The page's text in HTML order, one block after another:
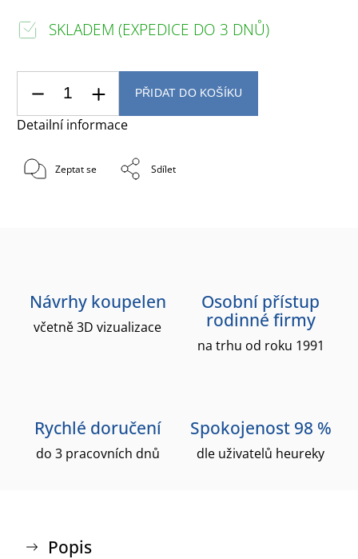
SKLADEM (EXPEDICE DO 3 DNŮ)
PŘIDAT DO KOŠÍKU
Detailní informace
Zeptat se Sdílet
Návrhy koupelen
včetně 3D vizualizace
Osobní přístup
rodinné firmy
na trhu od roku 1991
Rychlé doručení
do 3 pracovních dnů
Spokojenost 98 %
dle uživatelů heureky
Popis